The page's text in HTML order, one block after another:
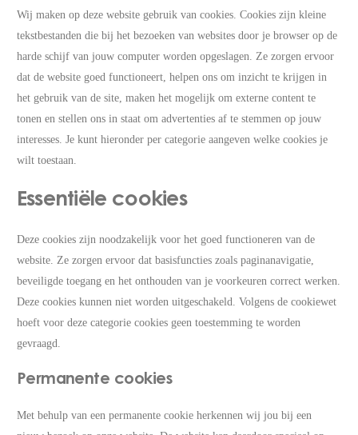
Wij maken op deze website gebruik van cookies. Cookies zijn kleine
tekstbestanden die bij het bezoeken van websites door je browser op de
harde schijf van jouw computer worden opgeslagen. Ze zorgen ervoor
dat de website goed functioneert, helpen ons om inzicht te krijgen in
het gebruik van de site, maken het mogelijk om externe content te
tonen en stellen ons in staat om advertenties af te stemmen op jouw
interesses. Je kunt hieronder per categorie aangeven welke cookies je
wilt toestaan.
Essentiële cookies
Deze cookies zijn noodzakelijk voor het goed functioneren van de
website. Ze zorgen ervoor dat basisfuncties zoals paginanavigatie,
beveiligde toegang en het onthouden van je voorkeuren correct werken.
Deze cookies kunnen niet worden uitgeschakeld. Volgens de cookiewet
hoeft voor deze categorie cookies geen toestemming te worden
gevraagd.
Permanente cookies
Met behulp van een permanente cookie herkennen wij jou bij een